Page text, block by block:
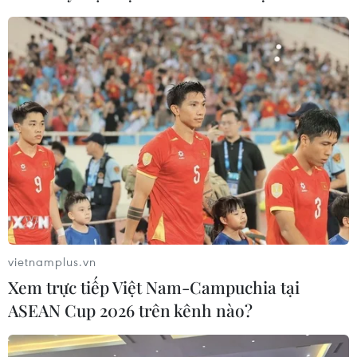
06/08/2026 09:06
Giá dầu tăng khi nhà đầu tư thận
trọng trước tình hình Trung Đông
06/08/2026 09:03
Giá vàng tăng phiên thứ tư liên tiếp,
chạm mức cao nhất trong 7 tuần
06/08/2026 08:36
Xem thêm
vietnamplus.vn
Xem trực tiếp Việt Nam-Campuchia tại
ASEAN Cup 2026 trên kênh nào?